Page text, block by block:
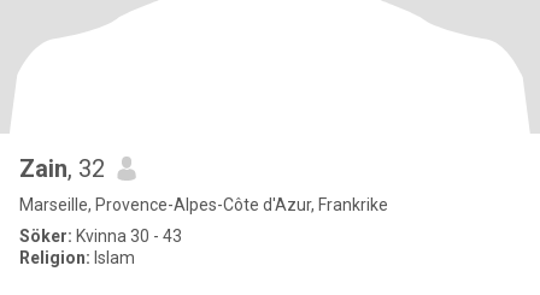
Zain, 32
Marseille, Provence-Alpes-Côte d'Azur, Frankrike
Söker: Kvinna 30 - 43
Religion: Islam